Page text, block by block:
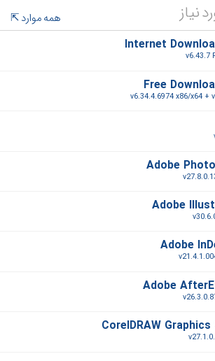
نیاز
همه موارد
Internet
v6.43.7
Free
v6.34.4.6974 x86/x64 +
Adobe
Adobe
Adobe
Adobe
CorelDRAW